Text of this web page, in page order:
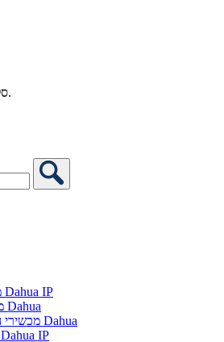
סל ההצעות שלך ריק כרגע.
> מצלמות אבטחה Dahua IP
> מצלמות אנלוגיות Dahua
> מכשירי הקלטה אנלוגיים Dahua
> מכשירי הקלטה Dahua IP